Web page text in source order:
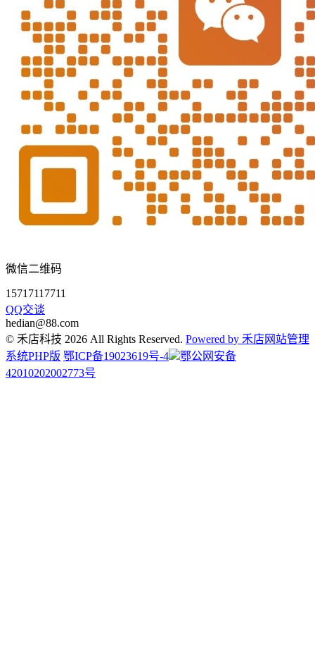
微信二维码
15717117711
QQ交谈
hedian@88.com
© 禾店科技 2026 All Rights Reserved. Powered by 禾店网站管理
系统PHP版 鄂ICP备19023619号-4
鄂公网安备
42010202002773号